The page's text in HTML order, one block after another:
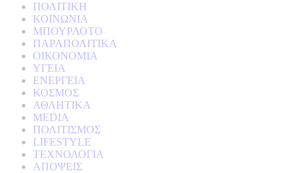
ΠΟΛΙΤΙΚΗ
ΚΟΙΝΩΝΙΑ
ΜΠΟΥΡΛΟΤΟ
ΠΑΡΑΠΟΛΙΤΙΚΑ
ΟΙΚΟΝΟΜΙΑ
ΥΓΕΙΑ
ΕΝΕΡΓΕΙΑ
ΚΟΣΜΟΣ
ΑΘΛΗΤΙΚΑ
MEDIA
ΠΟΛΙΤΙΣΜΟΣ
LIFESTYLE
ΤΕΧΝΟΛΟΓΙΑ
ΑΠΟΨΕΙΣ